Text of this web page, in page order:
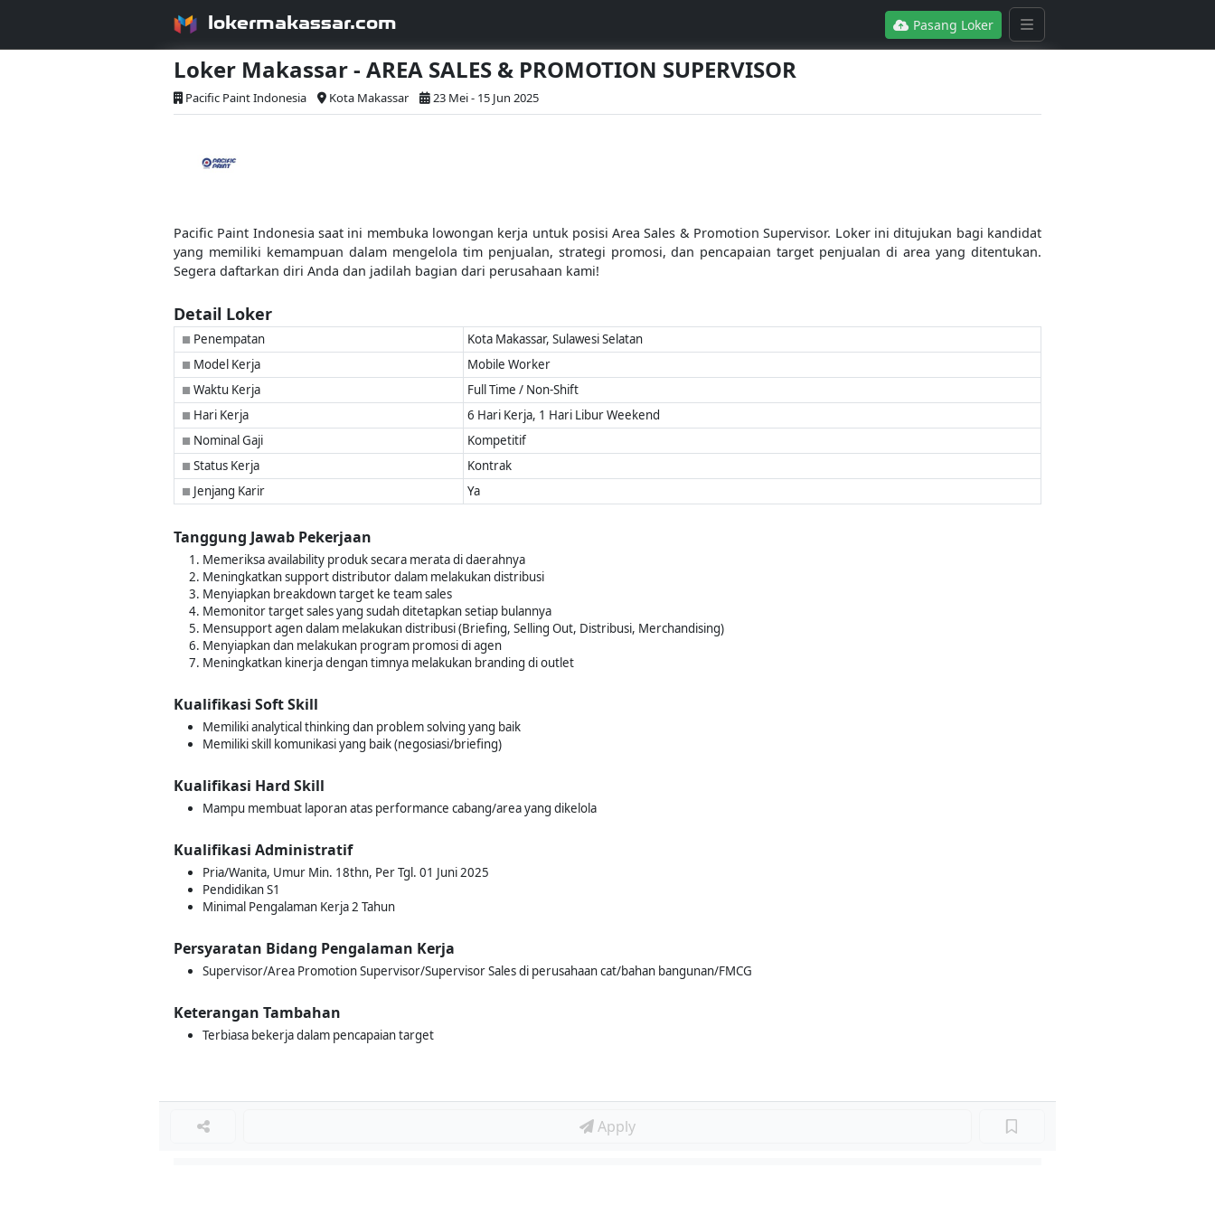
lokermakassar.com Pasang Loker
Loker Makassar - AREA SALES & PROMOTION SUPERVISOR
Pacific Paint Indonesia Kota Makassar 23 Mei - 15 Jun 2025
Pacific Paint Indonesia saat ini membuka lowongan kerja untuk posisi Area Sales & Promotion Supervisor. Loker ini ditujukan bagi kandidat
yang memiliki kemampuan dalam mengelola tim penjualan, strategi promosi, dan pencapaian target penjualan di area yang ditentukan.
Segera daftarkan diri Anda dan jadilah bagian dari perusahaan kami!
Detail Loker
■ Penempatan Kota Makassar, Sulawesi Selatan
■ Model Kerja Mobile Worker
■ Waktu Kerja Full Time / Non-Shift
■ Hari Kerja 6 Hari Kerja, 1 Hari Libur Weekend
■ Nominal Gaji Kompetitif
■ Status Kerja Kontrak
■ Jenjang Karir Ya
Tanggung Jawab Pekerjaan
Memeriksa availability produk secara merata di daerahnya
Meningkatkan support distributor dalam melakukan distribusi
Menyiapkan breakdown target ke team sales
Memonitor target sales yang sudah ditetapkan setiap bulannya
Mensupport agen dalam melakukan distribusi (Briefing, Selling Out, Distribusi, Merchandising)
Menyiapkan dan melakukan program promosi di agen
Meningkatkan kinerja dengan timnya melakukan branding di outlet
Kualifikasi Soft Skill
Memiliki analytical thinking dan problem solving yang baik
Memiliki skill komunikasi yang baik (negosiasi/briefing)
Kualifikasi Hard Skill
Mampu membuat laporan atas performance cabang/area yang dikelola
Kualifikasi Administratif
Pria/Wanita, Umur Min. 18thn, Per Tgl. 01 Juni 2025
Pendidikan S1
Minimal Pengalaman Kerja 2 Tahun
Persyaratan Bidang Pengalaman Kerja
Supervisor/Area Promotion Supervisor/Supervisor Sales di perusahaan cat/bahan bangunan/FMCG
Keterangan Tambahan
Terbiasa bekerja dalam pencapaian target
Apply